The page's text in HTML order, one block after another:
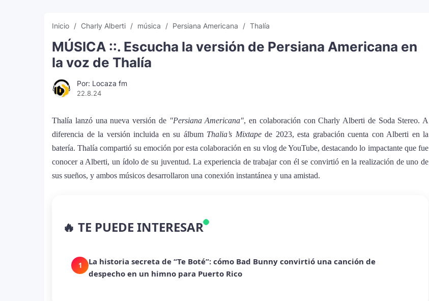
Inicio Charly Alberti música Persiana Americana Thalía
MÚSICA ::. Escucha la versión de Persiana Americana en
la voz de Thalía
Por: Locaza fm
22.8.24
Thalía lanzó una nueva versión de "Persiana Americana", en colaboración con Charly Alberti de Soda Stereo. A
diferencia de la versión incluida en su álbum Thalia’s Mixtapede 2023, esta grabación cuenta con Alberti en la
batería. Thalía compartió su emoción por esta colaboración en su vlog de YouTube, destacando lo impactante que fue
conocer a Alberti, un ídolo de su juventud. La experiencia de trabajar con él se convirtió en la realización de uno de
sus sueños, y ambos músicos desarrollaron una conexión instantánea y una amistad.
🔥 TE PUEDE INTERESAR
despecho en un himno para Puerto Rico
2
con nuevo álbum